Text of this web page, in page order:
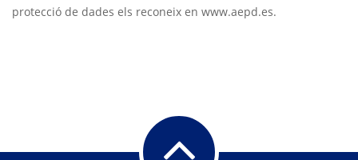
protecció de dades els reconeix en www.aepd.es.